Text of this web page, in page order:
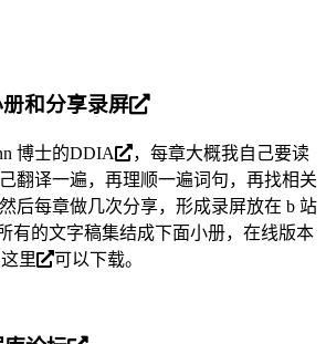
和分享录屏
博士的DDIA
，每章大概我自己要读
翻译一遍，再理顺一遍词句，再找相关
后每章做几次分享，形成录屏放在 b 站
有的文字稿集结成下面小册，在线版本
这里 可以下载。